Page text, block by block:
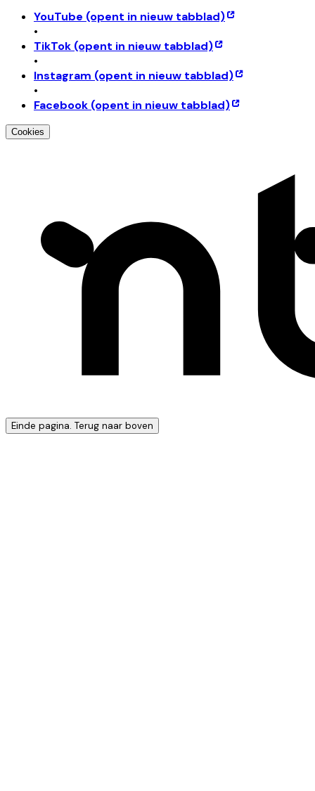
YouTube (opent in nieuw tabblad)
•
TikTok (opent in nieuw tabblad)
•
Instagram (opent in nieuw tabblad)
•
Facebook (opent in nieuw tabblad)
Cookies
Einde pagina. Terug naar boven